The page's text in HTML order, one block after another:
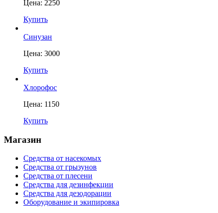
Цена: 2250
Купить
Синузан
Цена: 3000
Купить
Хлорофос
Цена: 1150
Купить
Магазин
Средства от насекомых
Средства от грызунов
Средства от плесени
Средства для дезинфекции
Средства для дезодорации
Оборудование и экипировка